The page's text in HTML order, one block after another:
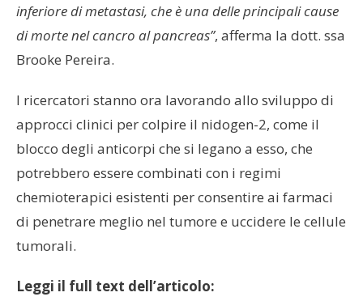
inferiore di metastasi, che è una delle principali cause
di morte nel cancro al pancreas”, afferma la dott. ssa
Brooke Pereira.
I ricercatori stanno ora lavorando allo sviluppo di
approcci clinici per colpire il nidogen-2, come il
blocco degli anticorpi che si legano a esso, che
potrebbero essere combinati con i regimi
chemioterapici esistenti per consentire ai farmaci
di penetrare meglio nel tumore e uccidere le cellule
tumorali.
Leggi il full text dell’articolo: